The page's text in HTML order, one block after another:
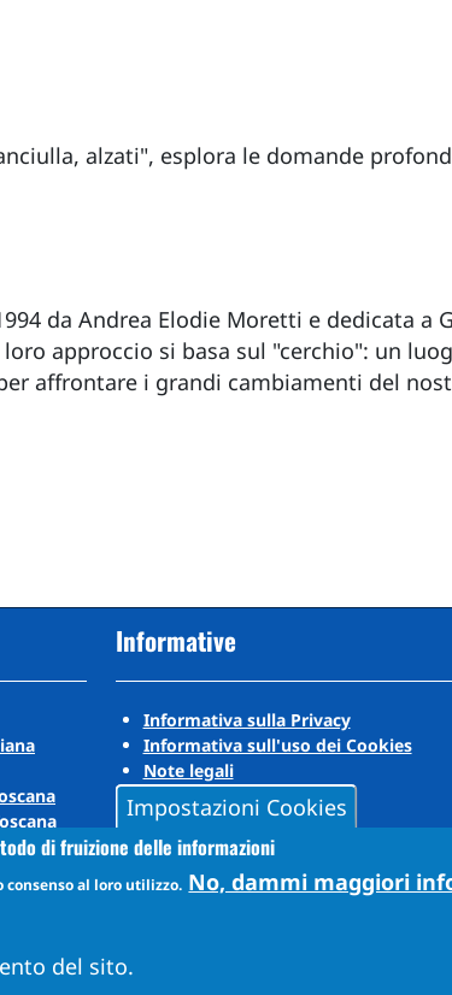
alzati", esplora le domande
da Andrea Elodie Moretti e dedicata
approccio si basa sul "cerchio": un
affrontare i grandi cambiamenti del
Informative
Informativa sulla Privacy
Informativa sull'uso dei Cookies
Note legali
Impostazioni Cookies
di fruizione delle informazioni
al loro utilizzo. No, dammi maggiori
del sito.